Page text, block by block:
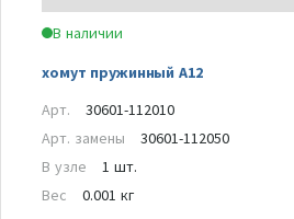
В наличии
хомут пружинный А12
Арт.
30601-112010
Арт. замены
30601-112050
В узле
1 шт.
Вес
0.001 кг